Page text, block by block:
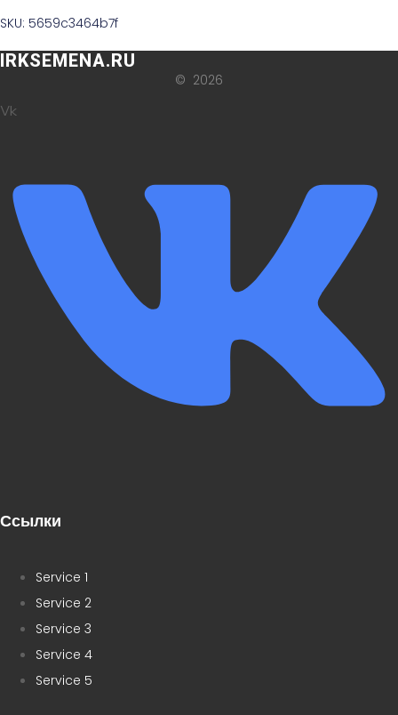
SKU: 5659c3464b7f
IRKSEMENA.RU
© 2026
Vk
Ссылки
Service 1
Service 2
Service 3
Service 4
Service 5